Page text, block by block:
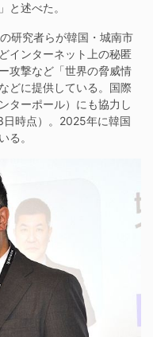
と述べた。
研究者らが韓国・城南市
インターネット上の秘匿
攻撃など「世界の脅威情
どに提供している。国際
ターポール）にも協力し
時点）。2025年に韓国
る。